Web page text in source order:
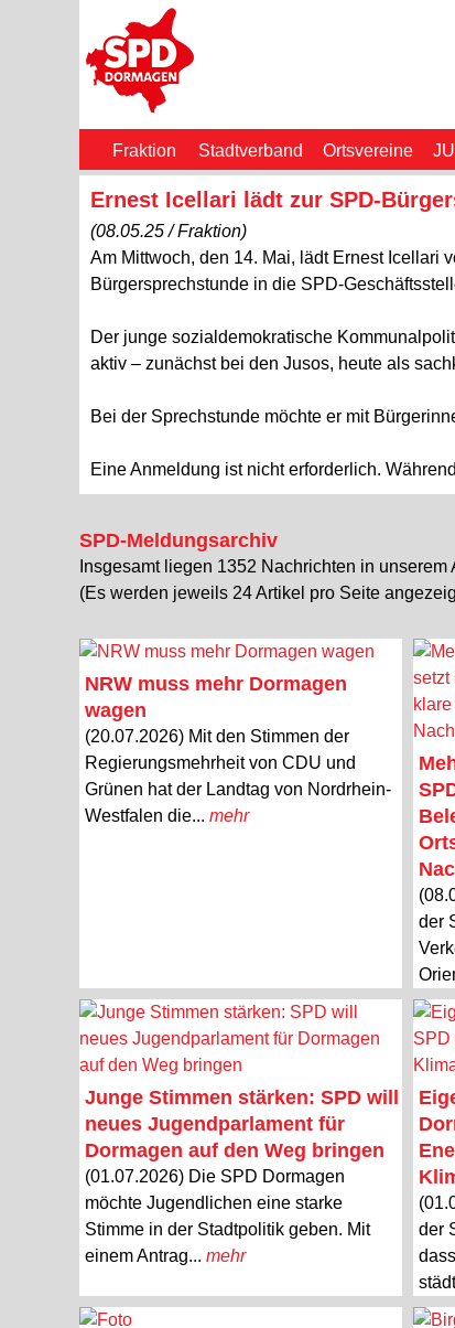
Fraktion Stadtverband Ortsvereine
Ernest Icellari lädt zur SPD-
(08.05.25 / Fraktion)
Am Mittwoch, den 14. Mai, lädt Ernest Icellari
Bürgersprechstunde in die SPD-
Der junge sozialdemokratische
aktiv – zunächst bei den Jusos, heute als
Bei der Sprechstunde möchte er mit
Eine Anmeldung ist nicht erforderlich.
SPD-Meldungsarchiv
Insgesamt liegen 1352 Nachrichten in unserem
(Es werden jeweils 24 Artikel pro Seite
NRW muss mehr Dormagen
wagen
(20.07.2026) Mit den Stimmen der
Regierungsmehrheit von CDU und
Grünen hat der Landtag von Nordrhein-
Westfalen die... mehr
der
Junge Stimmen stärken: SPD will
neues Jugendparlament für
Dormagen auf den Weg bringen
(01.07.2026) Die SPD Dormagen
möchte Jugendlichen eine starke
Stimme in der Stadtpolitik geben. Mit
einem Antrag... mehr
der